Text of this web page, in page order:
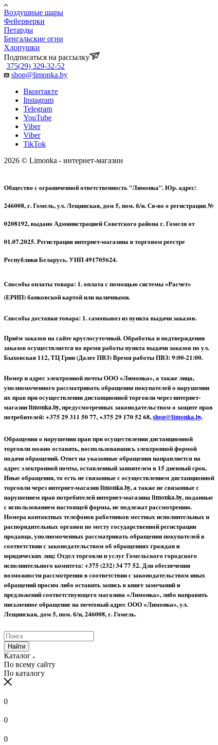
Воздушные шары
Фейерверки
Петарды
Бенгальские огни
Хлопушки
Подписаться на рассылку
375(29) 329-32-52
shop@limonka.by
Вконтакте
Instagram
Telegram
YouTube
Viber
Viber
TikTok
2026 © Limonka - интернет-магазин
Общество с ограниченной ответственность "Лимонка". Юр. адрес:
246008, г. Гомель, ул. Лещинская, дом 5, пом. б/н. Св-во о регистрации №
0208192, выдано Администрацией Советского района г. Гомеля от
01.07.2025. Регистрация интернет-магазина в торговом реестре
Республики Беларусь. УНП 491705624.
Способы оплаты товара: 1. оплата с помощью системы «Расчет»
(ЕРИП) банковской картой или наличными.
Способы доставки товара: 1. самовывоз из пункта выдачи заказов.
Приём заказов на сайте круглосуточный. Обработка и подтверждения
заказов осуществляется во время работы пункта выдачи заказов по ул.
Быховская 112, ТЦ Грин (Далее ПВЗ) Время работы ПВЗ: 9:00-21:00.
Номер и адрес электронной почты ООО «Лимонка», а также лица,
уполномоченного рассматривать обращения покупателей о нарушении
их прав при осуществлении дистанционной торговли через интернет-
магазин limonka.by, предусмотренных законодательством о защите прав
потребителей: +375 29 311 50 77, +375 29 170 52 68,shop@limonka.by.
Обращения о нарушении прав при осуществлении дистанционной
торговли можно оставить, воспользовавшись электронной формой
подачи обращений. Ответ на указанные обращения направляется на
адрес электронной почты, оставленный заявителем в 15 дневный срок.
Иные обращения, то есть не связанные с осуществлением дистанционной
торговли через интернет-магазин limonka.by, а также не связанные с
нарушением прав потребителей интернет-магазина limonka.by, поданные
с использованием настоящей формы, не подлежат рассмотрению.
Номера контактных телефонов работников местных исполнительных и
распорядительных органов по месту государственной регистрации
продавца, уполномоченных рассматривать обращения покупателей в
соответствии с законодательством об обращениях граждан и
юридических лиц: Отдел торговли и услуг Гомельского городского
исполнительного комитета: +375 (232) 34 77 52.Для обеспечения
возможности рассмотрения в соответствии с законодательством иных
обращений просим либо оставить запись в книге замечаний и
предложений соответствующего магазина «Лимонка», либо направить
письменное обращение на почтовый адрес ООО «Лимонка», ул.
Лещинская, дом 5, пом. б/н, 246008, г. Гомель.
Найти
Каталог
По всему сайту
По каталогу
0
0
0